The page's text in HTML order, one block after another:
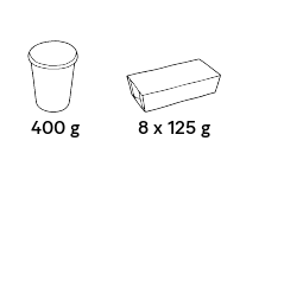
400 g 8 x 125 g